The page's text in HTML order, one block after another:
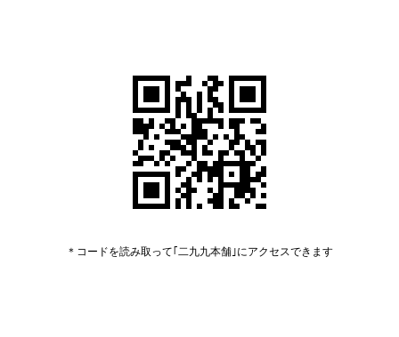
＊コードを読み取って｢二九九本舗｣にアクセスできます